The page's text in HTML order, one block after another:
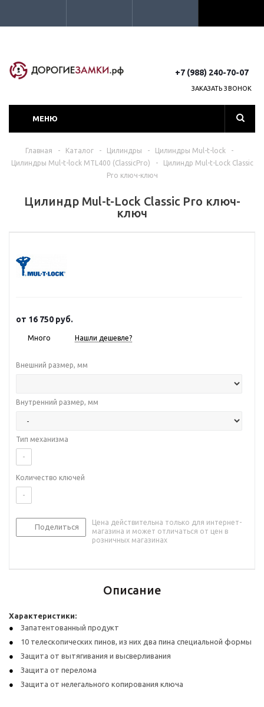
+7 (988) 240-70-07
ЗАКАЗАТЬ ЗВОНОК
МЕНЮ
Главная - Каталог - Цилиндры - Цилиндры Mul-t-lock
-
Цилиндры Mul-t-lock MTL400 (ClassicPro)
-
Цилиндр Mul-t-Lock Classic
Pro ключ-ключ
Цилиндр Mul-t-Lock Classic Pro ключ-
ключ
от 16 750 руб.
Много Нашли дешевле?
Внешний размер, мм
Внутренний размер, мм
Тип механизма
-
Количество ключей
-
Поделиться
Цена действительна только для интернет-
магазина и может отличаться от цен в
розничных магазинах
Описание
Характеристики:
Запатентованный продукт
10 телескопических пинов, из них два пина специальной формы
Защита от вытягивания и высверливания
Защита от перелома
Защита от нелегального копирования ключа